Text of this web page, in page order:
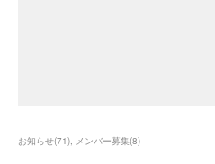
お知らせ(71) メンバー募集(8)